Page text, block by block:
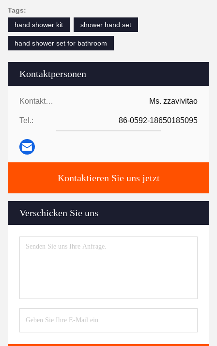
Kontaktpersonen
Kontaktpersonen: Ms. zzavivitao
Tel.: 86-0592-18650185095
Kontaktieren Sie uns jetzt
Verschicken Sie uns
Tags:
hand shower kit
shower hand set
hand shower set for bathroom